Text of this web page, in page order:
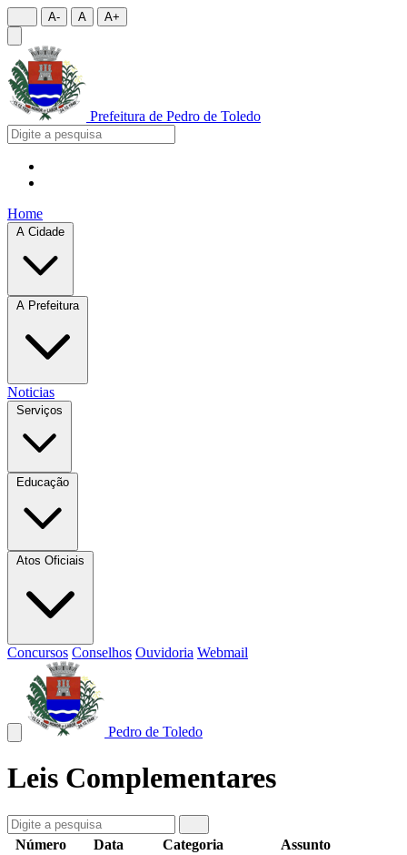
A- A A+
Prefeitura de Pedro de Toledo
Home
A Cidade
A Prefeitura
Noticias
Serviços
Educação
Atos Oficiais
Concursos Conselhos Ouvidoria Webmail
Pedro de Toledo
Leis Complementares
Número Data Categoria Assunto